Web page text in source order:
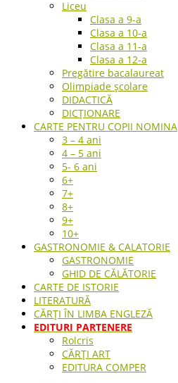
Liceu
Clasa a 9-a
Clasa a 10-a
Clasa a 11-a
Clasa a 12-a
Pregătire bacalaureat
Olimpiade școlare
DIDACTICĂ
DICȚIONARE
CARTE PENTRU COPII NOMINA
3 – 4 ani
4 – 5 ani
5- 6 ani
6+
7+
8+
9+
10+
GASTRONOMIE & CALATORIE
GASTRONOMIE
GHID DE CĂLĂTORIE
CARTE DE ISTORIE
LITERATURĂ
CĂRȚI ÎN LIMBA ENGLEZĂ
EDITURI PARTENERE
Rolcris
CĂRȚI ART
EDITURA COMPER